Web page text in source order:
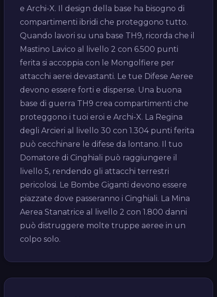
e Archi-X. Il design della base ha bisogno di
compartimenti ibridi che proteggono tutto.
Quando lavori su una base TH9, ricorda che il
Mastino Lavico al livello 2 con 6.500 punti
ferita si accoppia con le Mongolfiere per
attacchi aerei devastanti. Le tue Difese Aeree
devono essere forti e disperse. Una buona
base di guerra TH9 crea compartimenti che
proteggono i tuoi eroi e Archi-X. La Regina
degli Arcieri al livello 30 con 1.304 punti ferita
può cecchinare le difese da lontano. Il tuo
Domatore di Cinghiali può raggiungere il
livello 5, rendendo gli attacchi terrestri
pericolosi. Le Bombe Giganti devono essere
piazzate dove passeranno i Cinghiali. La Mina
Aerea Stanatrice al livello 2 con 1.800 danni
può distruggere molte truppe aeree in un
colpo solo.